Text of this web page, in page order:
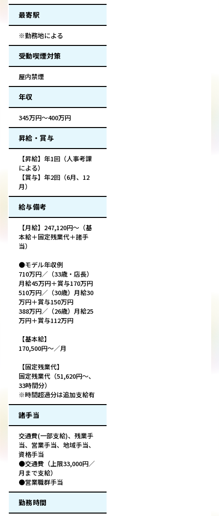
最寄駅
※勤務地による
受動喫煙対策
屋内禁煙
年収
345万円～400万円
昇給・賞与
【昇給】年1回（人事考課
による）
【賞与】年2回（6月、12
月）
給与備考
【月給】247,120円～（基
本給＋固定残業代＋諸手
当）
●モデル年収例
710万円／（33歳・店長）
月給45万円＋賞与170万円
510万円／（30歳）月給30
万円＋賞与150万円
388万円／（26歳）月給25
万円＋賞与112万円
【基本給】
170,500円～／月
【固定残業代】
固定残業代（51,620円～、
33時間分）
※時間超過分は追加支給有
諸手当
交通費(一部支給)、残業手
当、営業手当、地域手当、
資格手当
●交通費（上限33,000円／
月まで支給）
●営業職群手当
勤務時間